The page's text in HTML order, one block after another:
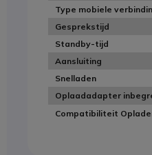
Type mobiele
Gesprekstijd
Standby-tijd
Aansluiting
Snelladen
Oplaadadapter
Compatibiliteit